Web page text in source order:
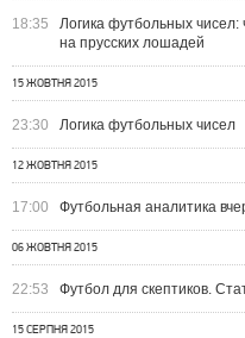
18:35
Логика футбольных
на прусских лошадей
15 ЖОВТНЯ 2015
23:30 Логика футбольных чисел
12 ЖОВТНЯ 2015
17:00 Футбольная аналитика
06 ЖОВТНЯ 2015
22:53 Футбол для скептиков.
15 СЕРПНЯ 2015